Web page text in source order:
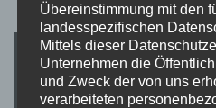
Übereinstimmung mit den
landesspezifischen
Mittels dieser
Unternehmen die
und Zweck der von uns
verarbeiteten